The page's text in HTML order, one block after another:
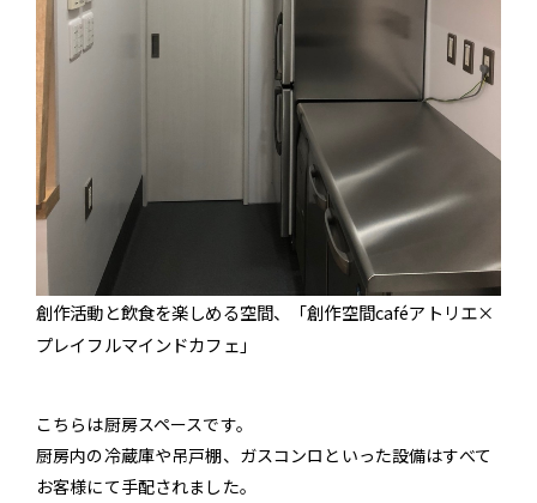
創作活動と飲食を楽しめる空間、「創作空間caféアトリエ×
プレイフルマインドカフェ」
こちらは厨房スペースです。
厨房内の冷蔵庫や吊戸棚、ガスコンロといった設備はすべて
お客様にて手配されました。